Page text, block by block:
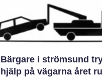
Bärgare i strömsund trygg
hjälp på vägarna året